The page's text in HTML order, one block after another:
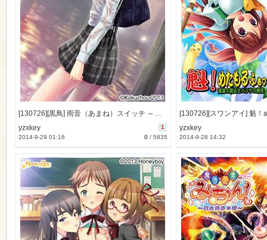
[130726][黒鳥] 雨音（あまね）スイッチ ～やまない雨と病んだ彼女そして俺～ [370M Lossless/54M JPG]
1
yzxkey
0/ 5835
2014-9-29 01:16
yzxkey
2014-9-28 14:32